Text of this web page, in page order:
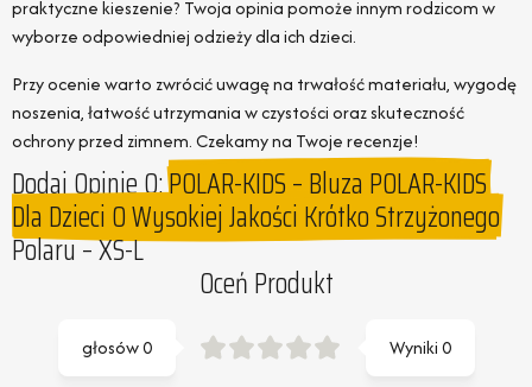
praktyczne kieszenie? Twoja opinia pomoże innym rodzicom w
wyborze odpowiedniej odzieży dla ich dzieci.
Przy ocenie warto zwrócić uwagę na trwałość materiału, wygodę
noszenia, łatwość utrzymania w czystości oraz skuteczność
ochrony przed zimnem. Czekamy na Twoje recenzje!
Dodaj Opinie O:POLAR-KIDS – Bluza POLAR-KIDS
Dla Dzieci O Wysokiej Jakości Krótko Strzyżonego
Polaru – XS-L
Oceń Produkt
Wyniki0
głosów0